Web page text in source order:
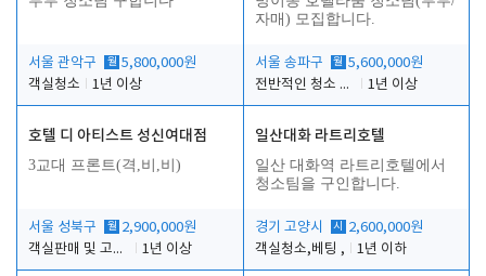
서울 관악구 월 5,800,000원
객실청소
1년 이상
자매) 모집합니다.
서울 송파구 월 5,600,000원
전반적인 청소 업무(객실청소.객실정리)
1년 이상
호텔 디 아티스트 성신여대점
3교대 프론트(격,비,비)
서울 성북구 월 2,900,000원
객실판매 및 고객응대
1년 이상
일산대화 라트리호텔
일산 대화역 라트리호텔에서
청소팀을 구인합니다.
경기 고양시 시
2,600,000원
객실청소,베팅 ,
1년 이하